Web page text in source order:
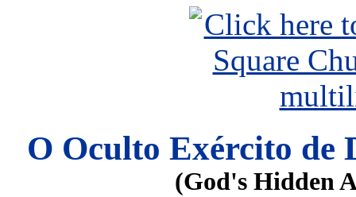
O Oculto Exército de
(God's Hidden